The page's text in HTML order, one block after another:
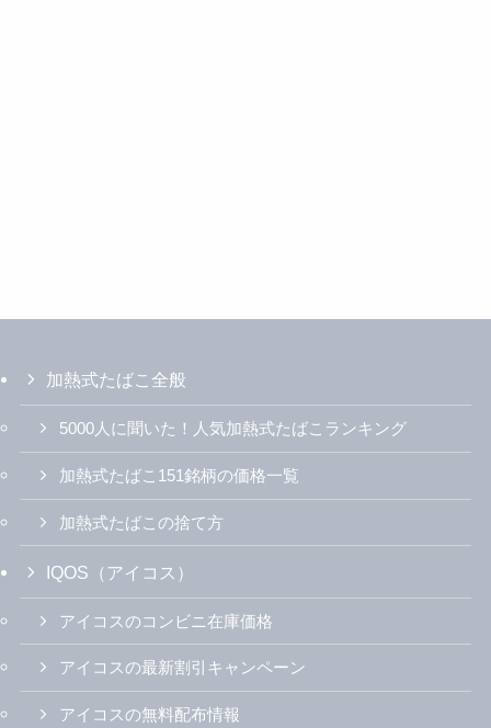
加熱式たばこ全般
5000人に聞いた！人気加熱式たばこランキング
加熱式たばこ151銘柄の価格一覧
加熱式たばこの捨て方
IQOS（アイコス）
アイコスのコンビニ在庫価格
アイコスの最新割引キャンペーン
アイコスの無料配布情報